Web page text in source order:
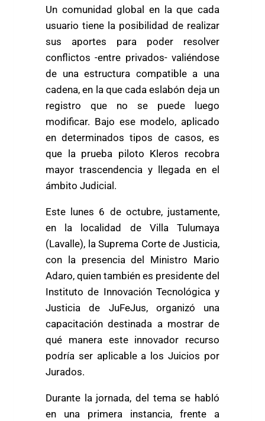
Un comunidad global en la que cada
usuario tiene la posibilidad de realizar
sus aportes para poder resolver
conflictos -entre privados- valiéndose
de una estructura compatible a una
cadena, en la que cada eslabón deja un
registro que no se puede luego
modificar. Bajo ese modelo, aplicado
en determinados tipos de casos, es
que la prueba piloto Kleros recobra
mayor trascendencia y llegada en el
ámbito Judicial.
Este lunes 6 de octubre, justamente,
en la localidad de Villa Tulumaya
(Lavalle), la Suprema Corte de Justicia,
con la presencia del Ministro Mario
Adaro, quien también es presidente del
Instituto de Innovación Tecnológica y
Justicia de JuFeJus, organizó una
capacitación destinada a mostrar de
qué manera este innovador recurso
podría ser aplicable a los Juicios por
Jurados.
Durante la jornada, del tema se habló
en una primera instancia, frente a